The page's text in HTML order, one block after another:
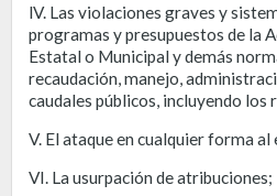
lV. Las violaciones graves y
programas y presupuestos de la
Estatal o Municipal y demás
recaudación, manejo,
caudales públicos, incluyendo los
V. El ataque en cualquier forma
VI. La usurpación de atribuciones;